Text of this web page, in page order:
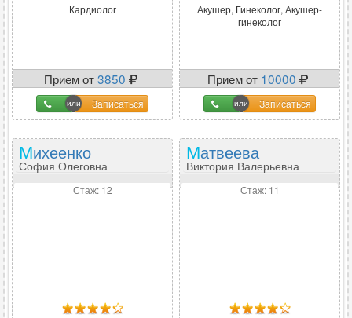
Кардиолог
Прием от3850
Записаться
Акушер, Гинеколог, Акушер-
гинеколог
Прием от 10000
Записаться
Михеенко
София Олеговна
Стаж: 12
Матвеева
Виктория Валерьевна
Стаж: 11